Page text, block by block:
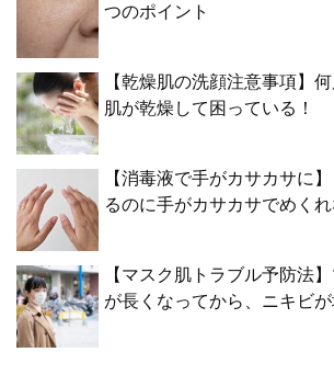
つのポイント
【乾燥肌の洗顔注意事項】
肌が乾燥して困っている！
【消毒液で手がカサカサに
るのに手がカサカサでめくれ
【マスク肌トラブル予防法
が長くなってから、ニキビが